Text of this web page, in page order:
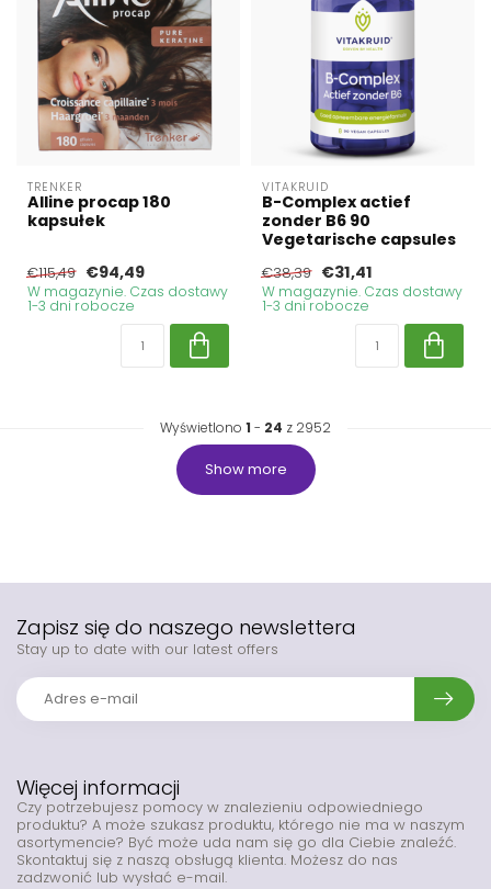
TRENKER
Alline procap 180
kapsułek
€115,49 €94,49
W magazynie. Czas dostawy
1-3 dni robocze
VITAKRUID
B-Complex actief
zonder B6 90
Vegetarische capsules
€38,39 €31,41
W magazynie. Czas dostawy
1-3 dni robocze
Wyświetlono 1 - 24 z 2952
Show more
Więcej informacji
Czy potrzebujesz pomocy w znalezieniu odpowiedniego
produktu? A może szukasz produktu, którego nie ma w naszym
asortymencie? Być może uda nam się go dla Ciebie znaleźć.
Skontaktuj się z naszą obsługą klienta. Możesz do nas
zadzwonić lub wysłać e-mail.
Zapisz się do naszego newslettera
Stay up to date with our latest offers